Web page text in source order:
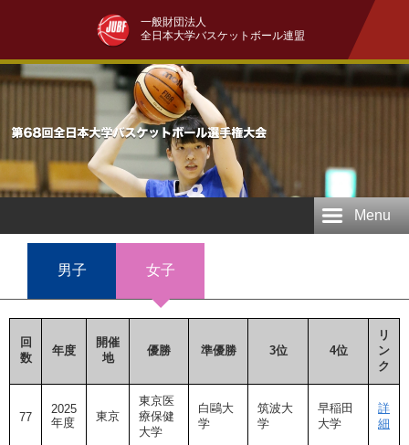
一般財団法人
全日本大学バスケットボール連盟
Menu
男子 女子
回
数
年度
開催
地
優勝 準優勝 3位 4位
リ
ン
ク
77
2025
年度
東京
東京医
療保健
大学
白鷗大
学
筑波大
学
早稲田
大学
詳
細